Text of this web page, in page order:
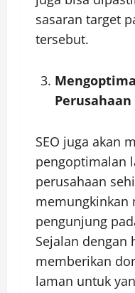
sasaran target
tersebut.
Perusahaan
SEO juga akan
pengoptimalan
perusahaan
memungkinkan
pengunjung
Sejalan dengan
memberikan
laman untuk